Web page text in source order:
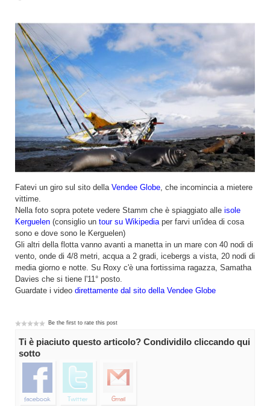
Fatevi un giro sul sito della Vendee Globe , che incomincia a mietere
vittime.
Nella foto sopra potete vedere Stamm che è spiaggiato alle isole
Kerguelen (consiglio un tour su Wikipedia per farvi un'idea di cosa
sono e dove sono le Kerguelen)
Gli altri della flotta vanno avanti a manetta in un mare con 40 nodi di
vento, onde di 4/8 metri, acqua a 2 gradi, icebergs a vista, 20 nodi di
media giorno e notte. Su Roxy c'è una fortissima ragazza, Samatha
Davies che si tiene l'11° posto.
Guardate i video direttamente dal sito della Vendee Globe
Be the first to rate this post
Ti è piaciuto questo articolo? Condividilo cliccando qui
sotto